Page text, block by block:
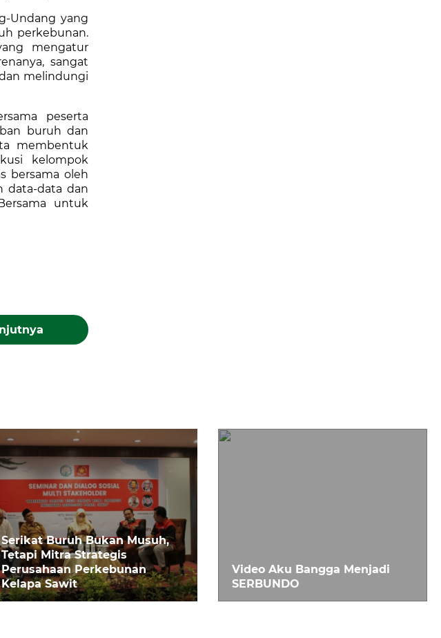
Undang yang
perkebunan.
mengatur
sangat
melindungi
peserta
buruh dan
membentuk
kelompok
bersama oleh
data-data dan
untuk
Serikat Buruh Bukan Musuh,
Tetapi Mitra Strategis
Perusahaan Perkebunan
Kelapa Sawit
Video Aku Bangga Menjadi
SERBUNDO